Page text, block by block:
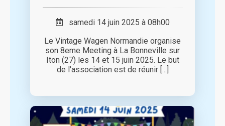
samedi 14 juin 2025 à 08h00
Le Vintage Wagen Normandie organise
son 8eme Meeting à La Bonneville sur
Iton (27) les 14 et 15 juin 2025. Le but
de l'association est de réunir [...]